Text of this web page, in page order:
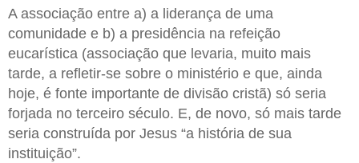
A associação entre a) a liderança de uma
comunidade e b) a presidência na refeição
eucarística (associação que levaria, muito mais
tarde, a refletir-se sobre o ministério e que, ainda
hoje, é fonte importante de divisão cristã) só seria
forjada no terceiro século. E, de novo, só mais tarde
seria construída por Jesus “a história de sua
instituição”.